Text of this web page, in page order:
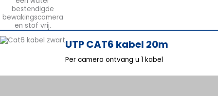
UTP CAT6 kabel 20m
Per camera ontvang u 1 kabel